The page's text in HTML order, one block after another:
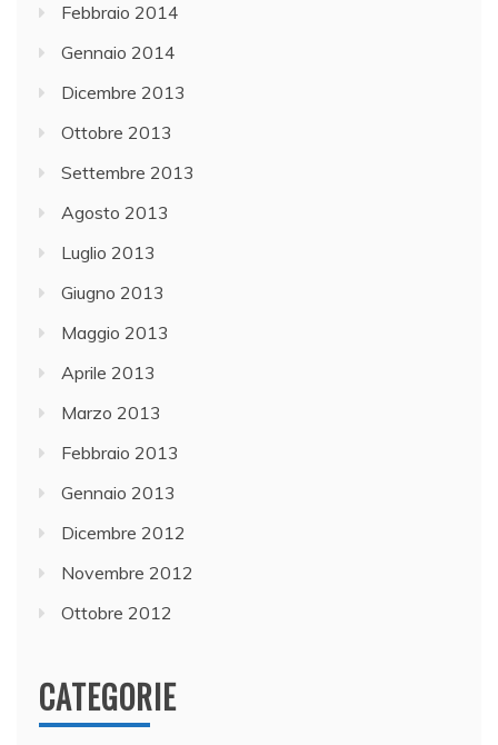
Febbraio 2014
Gennaio 2014
Dicembre 2013
Ottobre 2013
Settembre 2013
Agosto 2013
Luglio 2013
Giugno 2013
Maggio 2013
Aprile 2013
Marzo 2013
Febbraio 2013
Gennaio 2013
Dicembre 2012
Novembre 2012
Ottobre 2012
CATEGORIE